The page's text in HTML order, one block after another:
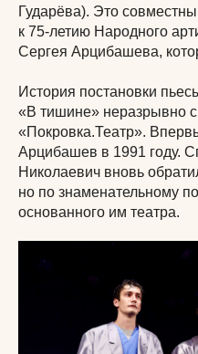
Гударёва). Это
к 75-летию Народного
Сергея Арцибашева,
История постановки
«В тишине» неразрывно
«Покровка.Театр».
Арцибашев в 1991 году.
Николаевич вновь
но по знаменательному
основанного им театра.